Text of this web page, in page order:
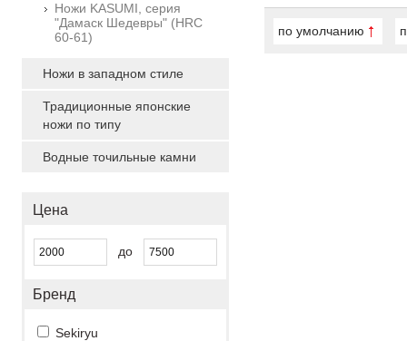
Ножи KASUMI, серия
"Дамаск Шедевры" (HRC
60-61)
Ножи в западном стиле
Традиционные японские
ножи по типу
Водные точильные камни
Цена
до
Бренд
Sekiryu
по умолчанию